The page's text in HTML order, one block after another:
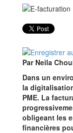
Par Neila
Dans un
la
PME. La
obligeant les
financières